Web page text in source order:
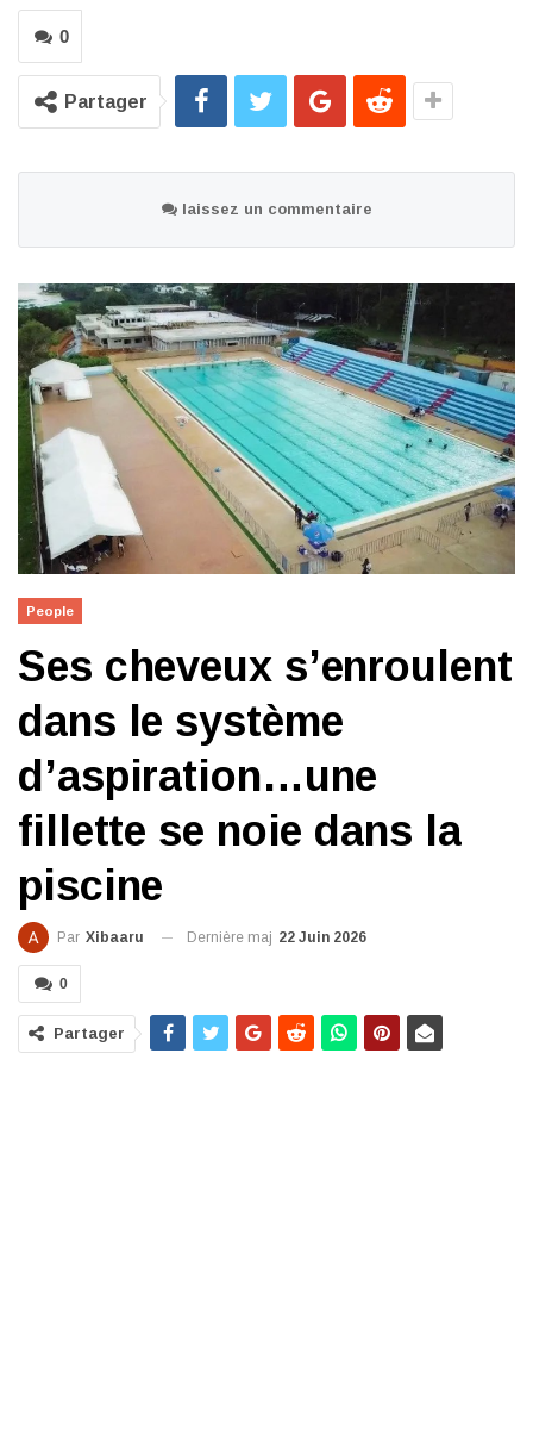
0
Partager
laissez un commentaire
People
Ses cheveux s’enroulent
dans le système
d’aspiration…une
fillette se noie dans la
piscine
Par Xibaaru Dernière maj 22 Juin 2026
0
Partager